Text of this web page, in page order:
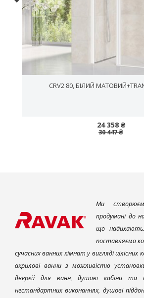
CRV2 80, БІЛИЙ
24 358 ₴
30 447 ₴
Ми
продумані до
що
поставляємо
сучасних ванних кімнат у вигляді цілісних
акрилові ванни з можливістю
дверей для ванн, душові кабіни та
нестандартних виконаннях, душові